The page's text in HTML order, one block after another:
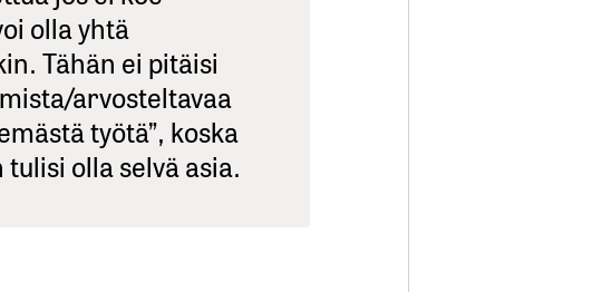
olla yhtä
Tähän ei pitäisi
arvosteltavaa
työtä”, koska
olla selvä asia.